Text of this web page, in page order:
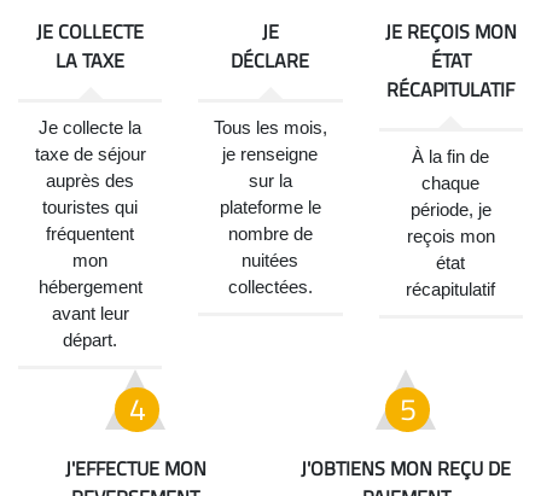
JE COLLECTE
LA TAXE
Je collecte la
taxe de séjour
auprès des
touristes qui
fréquentent
mon
hébergement
avant leur
départ.
JE
DÉCLARE
Tous les mois,
je renseigne
sur la
plateforme le
nombre de
nuitées
collectées.
JE REÇOIS MON
ÉTAT
RÉCAPITULATIF
À la fin de
chaque
période, je
reçois mon
état
récapitulatif
J'EFFECTUE MON
J'OBTIENS MON REÇU DE